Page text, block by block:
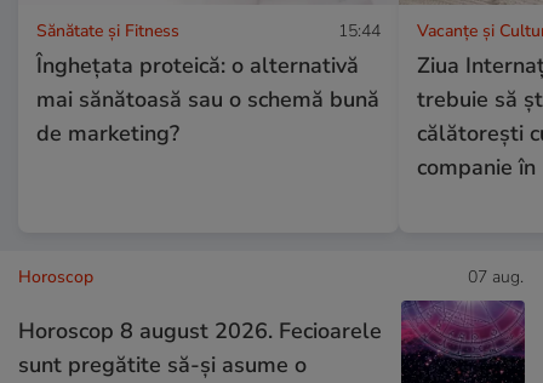
Sănătate și Fitness 15:44
Înghețata proteică: o alternativă
mai sănătoasă sau o schemă bună
de marketing?
Vacanțe și
Ziua
trebuie să
călătorești
companie în
Horoscop 07 aug.
Horoscop 8 august 2026. Fecioarele
sunt pregătite să-și asume o